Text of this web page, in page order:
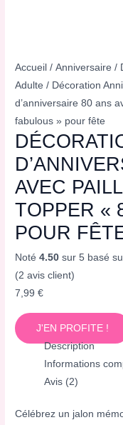
Accueil /Anniversaire /
Adulte / Décoration
d’anniversaire 80 ans
fabulous » pour fête
AVEC
TOPPER «
POUR
Noté4.50 sur 5 basé
(2 avis client)
7,99€
J'EN PROFITE !
Description
Informations
Avis (2)
Célébrez un jalon